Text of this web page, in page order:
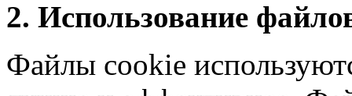
2. Использование
Файлы cookie